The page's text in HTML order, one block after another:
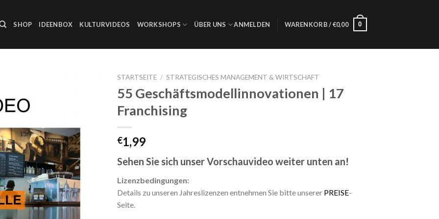
SHOP IDEENBOX KULTURVIDEOS WORKSHOPS ÜBER UNS ANMELDEN WARENKORB /€0,00 0
STARTSEITE / STRATEGISCHES MANAGEMENT & WIRTSCHAFT
55 Geschäftsmodellinnovationen | 17
Franchising
€1,99
Sehen Sie sich unser Vorschauvideo weiter unten an!
Lizenzbedingungen:
Details zu unseren Jahreslizenzen entnehmen Sie bitte unserer PREISE-
Seite.